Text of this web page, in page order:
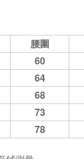
腰圍
60
64
68
73
78